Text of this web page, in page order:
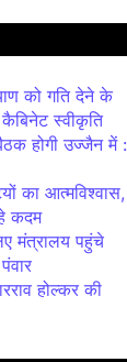
को गति देने के
स्वीकृति
होगी उज्जैन में :
का आत्मविश्वास,
कदम
मंत्रालय पहुंचे
होल्कर की